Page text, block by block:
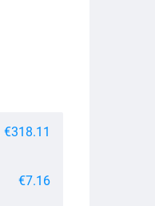
€318.11
€7.16